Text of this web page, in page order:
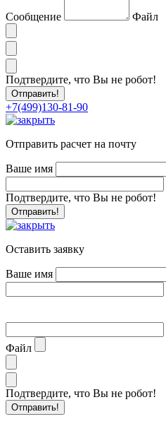
Сообщение
Файл
Подтвердите, что Вы не робот!
+7(499)130-81-90
Отправить расчет на почту
Ваше имя
Подтвердите, что Вы не робот!
Оставить заявку
Ваше имя
Файл
Подтвердите, что Вы не робот!